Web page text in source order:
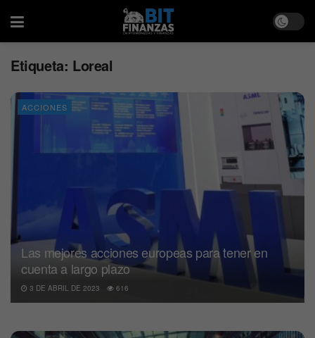
Etiqueta: Loreal
ACCIONES
Las mejores acciones europeas para tener en
cuenta a largo plazo
3 DE ABRIL DE 2023 616